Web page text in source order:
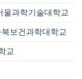
울과학기술대학교
북보건과학대학교
교